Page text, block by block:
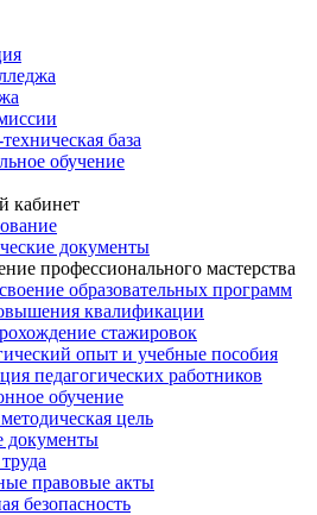
база
обучение
кабинет
документы
профессионального мастерства
образовательных программ
квалификации
стажировок
опыт и учебные пособия
педагогических работников
обучение
цель
документы
правовые акты
безопасность